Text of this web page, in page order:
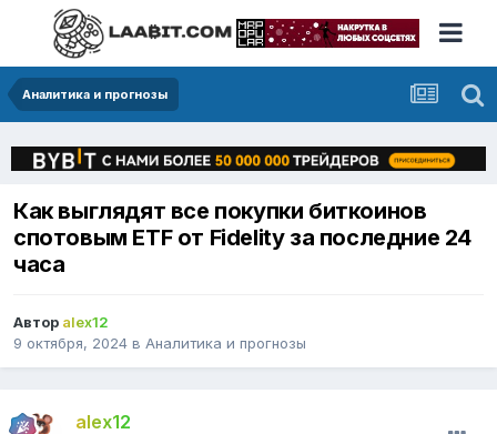
Аналитика и прогнозы
Как выглядят все покупки биткоинов
спотовым ETF от Fidelity за последние 24
часа
Автор alex12
9 октября, 2024 в Аналитика и прогнозы
alex12